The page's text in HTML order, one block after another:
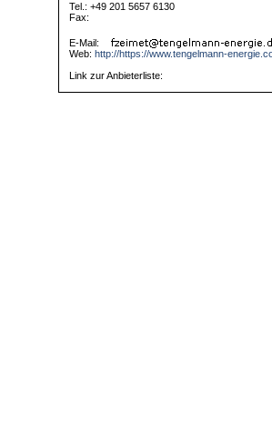
Tel.: +49 201 5657 6130
Fax:
E-Mail:
Web: http://https://www.tengelmann-
Link zur Anbieterliste: